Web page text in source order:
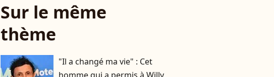
Sur le même
thème
"Il a changé ma vie" : Cet